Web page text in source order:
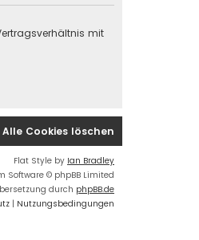
mit
Alle Cookies löschen
Flat Style by Ian Bradley
Software © phpBB Limited
durch phpBB.de
| Nutzungsbedingungen